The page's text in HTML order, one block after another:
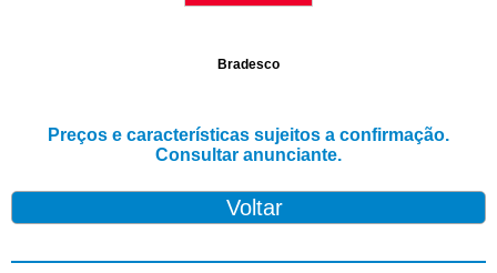
Bradesco
Preços e características sujeitos a confirmação.
Consultar anunciante.